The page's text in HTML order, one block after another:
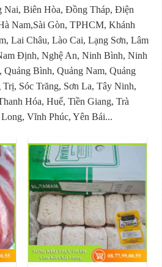
Biên Hòa, Đồng Tháp, Điện
Nam,Sài Gòn, TPHCM, Khánh
Lai Châu, Lào Cai, Lạng Sơn, Lâm
Định, Nghệ An, Ninh Bình, Ninh
Quảng Bình, Quảng Nam, Quảng
Sóc Trăng, Sơn La, Tây Ninh,
Hóa, Huế, Tiền Giang, Trà
Vĩnh Phúc, Yên Bái...